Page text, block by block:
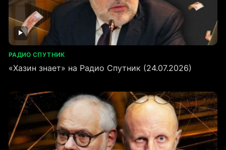
РАДИО СПУТНИК
«Хазин знает» на Радио Спутник (24.07.2026)